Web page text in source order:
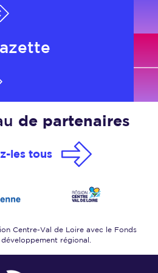
de partenaires
les tous
Centre-Val de Loire avec le Fonds
régional.